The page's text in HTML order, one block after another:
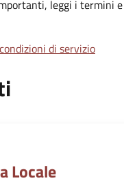
leggi i termini
di servizio
Locale